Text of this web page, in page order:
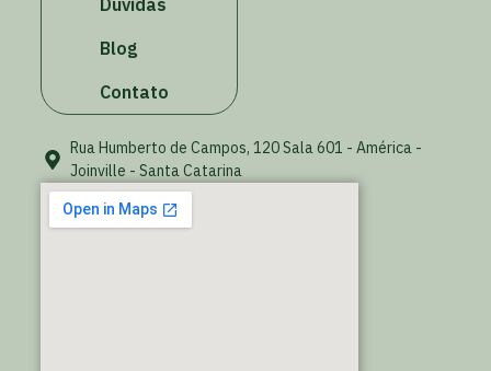
Blog
Contato
Rua Humberto de Campos, 120 Sala 601 - América -
Joinville - Santa Catarina